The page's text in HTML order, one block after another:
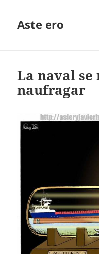
Aste ero
La naval se
naufragar